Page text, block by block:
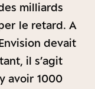
milliards
le retard. A
devait
il s’agit
avoir 1000